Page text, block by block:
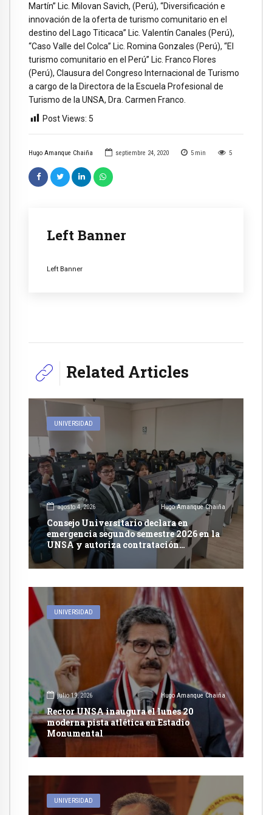
Hugo Amanque Chaiña septiembre 24, 2020 5 min 5
Left Banner
Left Banner
Martín” Lic. Milovan Savich, (Perú), “Diversificación e
innovación de la oferta de turismo comunitario en el
destino del Lago Titicaca” Lic. Valentín Canales (Perú),
“Caso Valle del Colca” Lic. Romina Gonzales (Perú), “El
turismo comunitario en el Perú” Lic. Franco Flores
(Perú), Clausura del Congreso Internacional de Turismo
a cargo de la Directora de la Escuela Profesional de
Turismo de la UNSA, Dra. Carmen Franco.
Post Views: 5
Related Articles
UNIVERSIDAD
agosto 4, 2026 Hugo Amanque Chaiña
Consejo Universitario declara en
emergencia segundo semestre 2026 en la
UNSA y autoriza contratación
excepcional de docentes
UNIVERSIDAD
julio 19, 2026 Hugo Amanque Chaiña
Rector UNSA inaugura el lunes 20
moderna pista atlética en Estadio
Monumental
UNIVERSIDAD